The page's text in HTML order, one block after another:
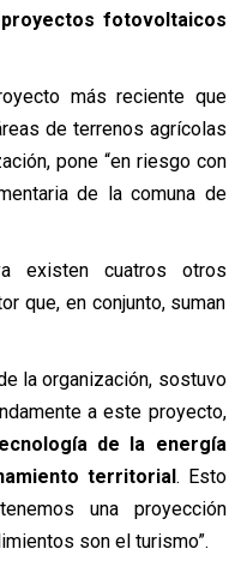
proyectos fotovoltaicos
más reciente que
de terrenos agrícolas
pone “en riesgo con
de la comuna de
existen cuatros otros
que, en conjunto, suman
la organización, sostuvo
a este proyecto,
de la energía
territorial. Esto
una proyección
son el turismo”.